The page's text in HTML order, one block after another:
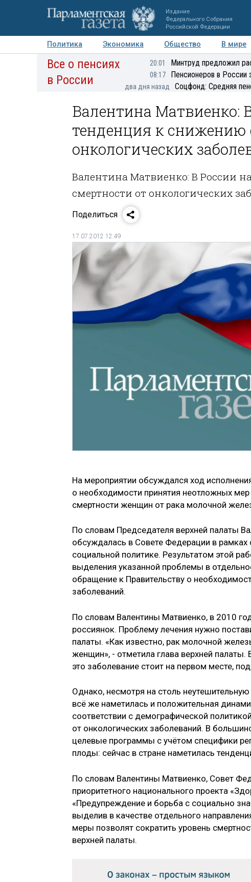
Издание
Федерального Собрания
Российской Федерации
Политика Экономика Общество В мире
Авторы Персоны Мнения Регионы
Все о пенсиях
в России
20:01 Минтруд предложил
08:17 Пенсионеров в России
два дня назад Соцфонд: Средняя
Валентина Матвиенко:
тенденция к снижению
онкологических
Валентина Матвиенко: В России
смертности от онкологических
Поделиться
17.07.2012 12:49
На мероприятии обсуждался ход
о необходимости принятия неотложных
смертности женщин от рака молочной
По словам Председателя верхней палаты
обсуждалась в Совете Федерации в
социальной политике. Результатом этой
выделения указанной проблемы в
обращение к Правительству о
заболеваний.
По словам Валентины Матвиенко, в 2010
россиянок. Проблему лечения нужно
палаты. «Как известно, рак молочной
женщин», - отметила глава верхней
это заболевание стоит на первом месте,
Однако, несмотря на столь
всё же наметилась и положительная
соответствии с демографической
от онкологических заболеваний. В
целевые программы с учётом специфики
плоды: сейчас в стране наметилась
По словам Валентины Матвиенко, Совет
приоритетного национального проекта
«Предупреждение и борьба с социально
выделив в качестве отдельного
меры позволят сократить уровень
верхней палаты.